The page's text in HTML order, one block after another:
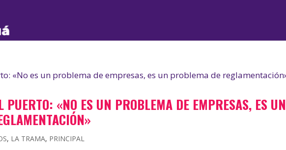
PUERTO: «NO ES UN PROBLEMA DE EMPRESAS, ES UN
, LA TRAMA, PRINCIPAL